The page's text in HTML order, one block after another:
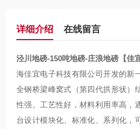
详细介绍 在线留言
泾川地磅-150吨地磅-庄浪地磅【佳
海佳宜电子科技有限公司开发的新
全钢桥梁峰窝式（第四代拱形状）
性强。工艺性好，材料利用率高，
台设计模块化、标准化、系列化，